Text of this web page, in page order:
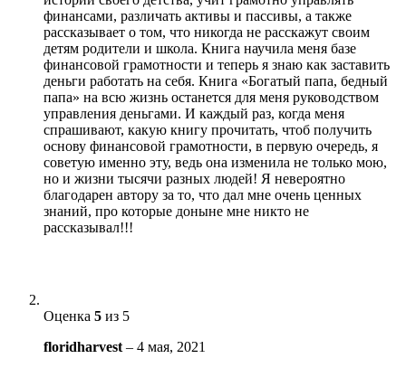
финансами, различать активы и пассивы, а также
рассказывает о том, что никогда не расскажут своим
детям родители и школа. Книга научила меня базе
финансовой грамотности и теперь я знаю как заставить
деньги работать на себя. Книга «Богатый папа, бедный
папа» на всю жизнь останется для меня руководством
управления деньгами. И каждый раз, когда меня
спрашивают, какую книгу прочитать, чтоб получить
основу финансовой грамотности, в первую очередь, я
советую именно эту, ведь она изменила не только мою,
но и жизни тысячи разных людей! Я невероятно
благодарен автору за то, что дал мне очень ценных
знаний, про которые доныне мне никто не
рассказывал!!!
Оценка 5 из 5
floridharvest – 4 мая, 2021